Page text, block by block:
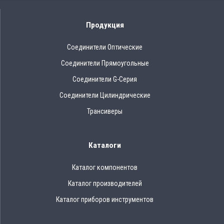
Продукция
Соединители Оптические
Соединители Прямоугольные
Соединители G-Серия
Соединители Цилиндрические
Трансиверы
Каталоги
Каталог компонентов
Каталог производителей
Каталог приборов инструментов